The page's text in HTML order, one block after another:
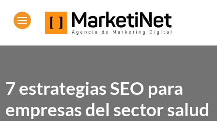
7 estrategias SEO para
empresas del sector salud